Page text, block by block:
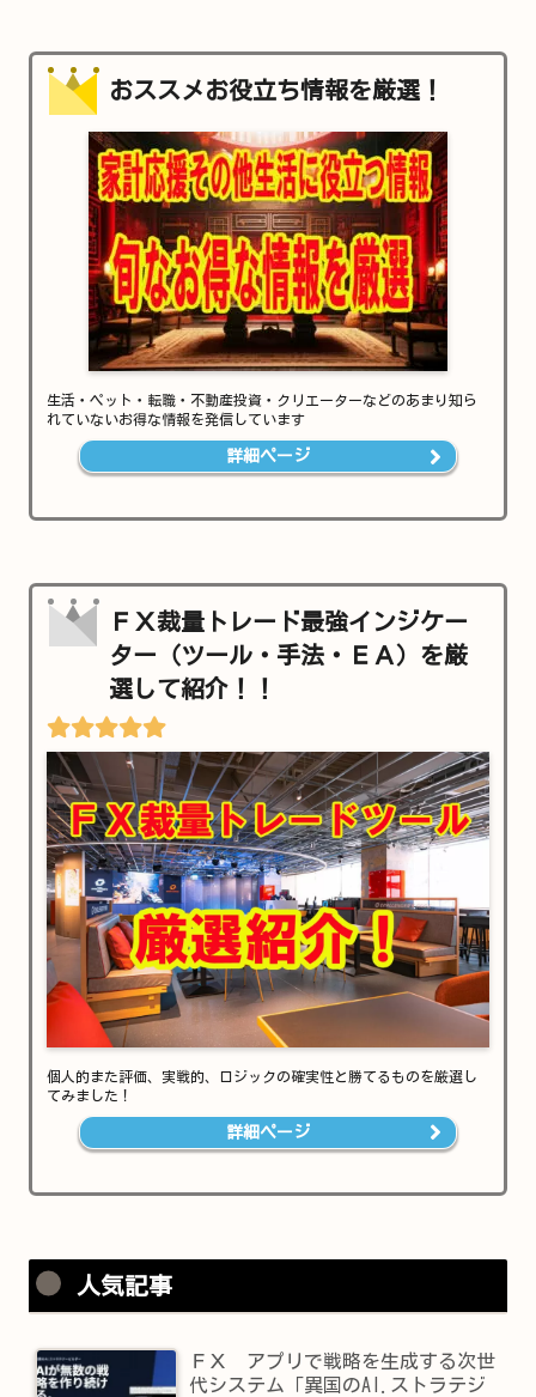
おススメお役立ち情報を厳選！
生活・ペット・転職・不動産投資・クリエーターなどのあまり知ら
れていないお得な情報を発信しています
詳細ページ
ＦＸ裁量トレード最強インジケー
ター（ツール・手法・ＥＡ）を厳
選して紹介！！
個人的また評価、実戦的、ロジックの確実性と勝てるものを厳選し
てみました！
詳細ページ
人気記事
ＦＸ アプリで戦略を生成する次世
代システム「異国のAI.ストラテジ